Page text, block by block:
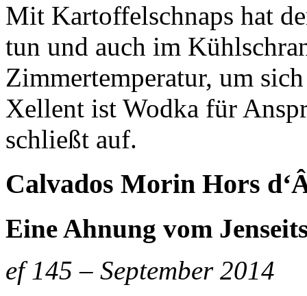
Mit Kartoffelschnaps hat
tun und auch im
Zimmertemperatur, um
Xellent ist Wodka für
schließt auf.
Calvados Morin Hors
Eine Ahnung vom
ef 145 – September 2014